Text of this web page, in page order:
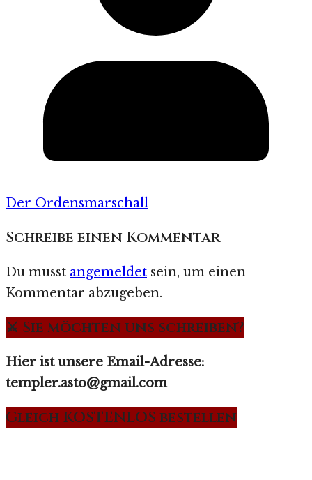
Der Ordensmarschall
Schreibe einen Kommentar
Du musst angemeldet sein, um einen
Kommentar abzugeben.
⚔️ Sie möchten uns schreiben?
Hier ist unsere Email-Adresse:
templer.asto@gmail.com
Gleich KOSTENLOS bestellen